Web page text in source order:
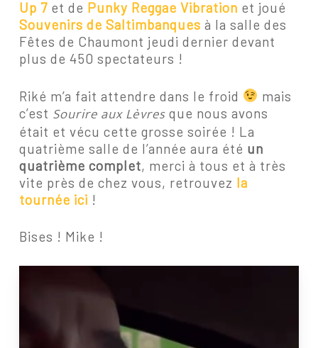
Up 7et de Punky Reggae Vibration et joué
Souvenirs de Saltimbanques à la salle des
Fêtes de Chaumont jeudi dernier devant
plus de 450 spectateurs !
Riké m’a fait attendre dans le froid
mais
c’est Sourire aux Lèvresque nous avons
était et vécu cette grosse soirée ! La
quatrième salle de l’année aura été un
quatrième complet, merci à tous et à très
vite près de chez vous, retrouvez la
tournée ici !
Bises ! Mike !